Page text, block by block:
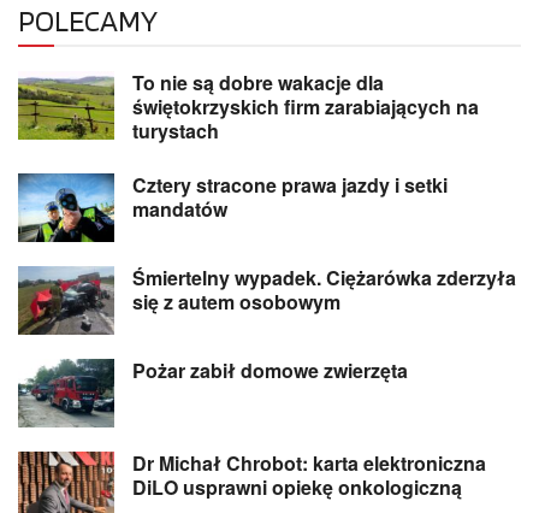
POLECAMY
To nie są dobre wakacje dla
świętokrzyskich firm zarabiających na
turystach
Cztery stracone prawa jazdy i setki
mandatów
Śmiertelny wypadek. Ciężarówka zderzyła
się z autem osobowym
Pożar zabił domowe zwierzęta
Dr Michał Chrobot: karta elektroniczna
DiLO usprawni opiekę onkologiczną